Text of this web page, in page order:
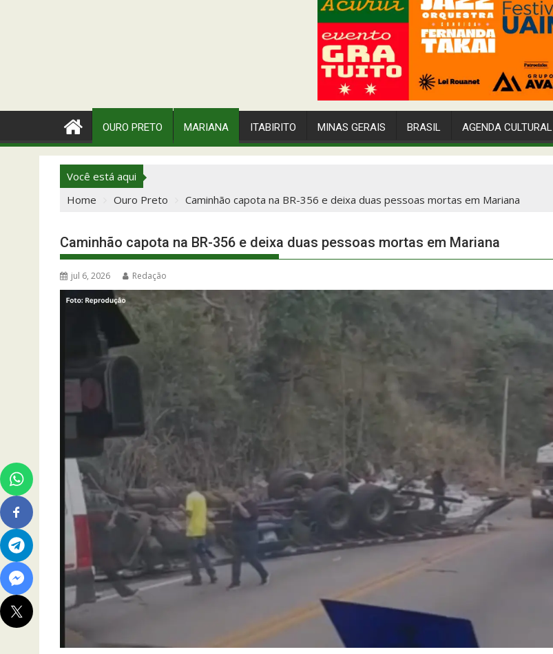
OURO PRETO MARIANA ITABIRITO MINAS GERAIS BRASIL AGENDA CULTURAL
Você está aqui
Home
Ouro Preto Caminhão capota na BR-356 e deixa duas pessoas mortas em Mariana
Caminhão capota na BR-356 e deixa duas pessoas mortas em Mariana
jul 6, 2026 Redação